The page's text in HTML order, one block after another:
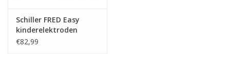
Schiller FRED Easy
kinderelektroden
€82,99